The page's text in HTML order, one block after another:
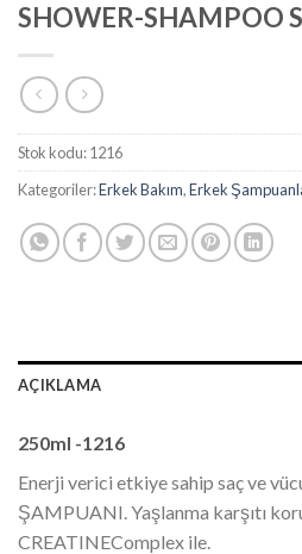
SHOWER-SHAMPOO
Stok kodu:1216
Kategoriler:Erkek Bakım,Erkek
AÇIKLAMA
250ml -1216
Enerji verici etkiye sahip saç ve
ŞAMPUANI. Yaşlanma karşıtı
CREATINEComplex ile.